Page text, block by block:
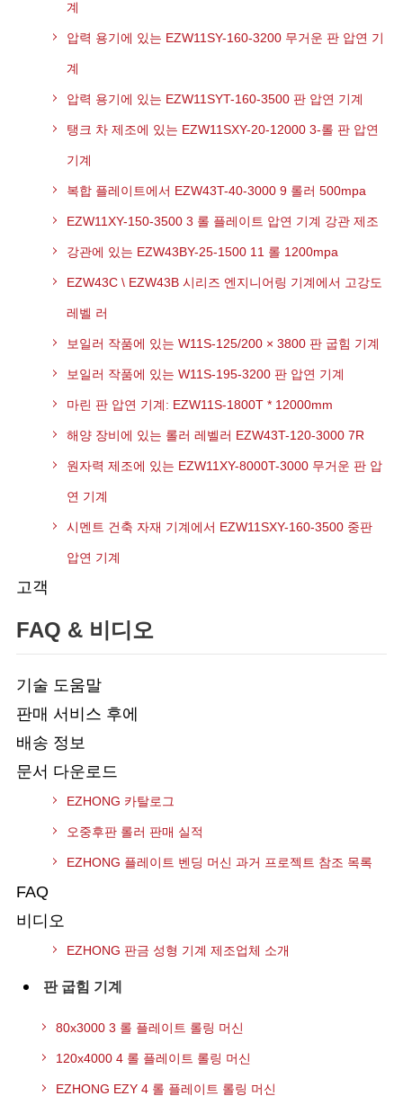
계
압력 용기에 있는 EZW11SY-160-3200 무거운 판 압연 기
계
압력 용기에 있는 EZW11SYT-160-3500 판 압연 기계
탱크 차 제조에 있는 EZW11SXY-20-12000 3-롤 판 압연
기계
복합 플레이트에서 EZW43T-40-3000 9 롤러 500mpa
EZW11XY-150-3500 3 롤 플레이트 압연 기계 강관 제조
강관에 있는 EZW43BY-25-1500 11 롤 1200mpa
EZW43C \ EZW43B 시리즈 엔지니어링 기계에서 고강도
레벨 러
보일러 작품에 있는 W11S-125/200 × 3800 판 굽힘 기계
보일러 작품에 있는 W11S-195-3200 판 압연 기계
마린 판 압연 기계: EZW11S-1800T * 12000mm
해양 장비에 있는 롤러 레벨러 EZW43T-120-3000 7R
원자력 제조에 있는 EZW11XY-8000T-3000 무거운 판 압
연 기계
시멘트 건축 자재 기계에서 EZW11SXY-160-3500 중판
압연 기계
고객
FAQ & 비디오
기술 도움말
판매 서비스 후에
배송 정보
문서 다운로드
EZHONG 카탈로그
오중후판 롤러 판매 실적
EZHONG 플레이트 벤딩 머신 과거 프로젝트 참조 목록
FAQ
비디오
EZHONG 판금 성형 기계 제조업체 소개
판 굽힘 기계
80x3000 3 롤 플레이트 롤링 머신
120x4000 4 롤 플레이트 롤링 머신
EZHONG EZY 4 롤 플레이트 롤링 머신